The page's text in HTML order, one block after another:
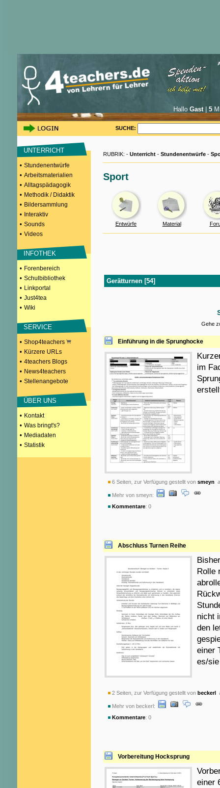
Hallo Gast| 5
SUCHE:
UNTERRICHT
• Stundenentwürfe
• Arbeitsmaterialien
• Alltagspädagogik
• Methodik / Didaktik
• Bildersammlung
• Interaktiv
• Sounds
• Videos
INFOTHEK
• Forenbereich
• Schulbibliothek
• Linkportal
• Just4tea
• Wiki
SERVICE
• Shop4teachers
• Kürzere URLs
• 4teachers Blogs
• News4teachers
• Stellenangebote
ÜBER UNS
• Kontakt
• Was bringt's?
• Mediadaten
• Statistik
RUBRIK: - Unterricht - Stundenentwürfe -
Sport
Entwürfe Material
Gerätturnen [54]
Gehe
Einführung in die Sprunghocke
im
6 Seiten, zur Verfügung gestellt von smeyn
Mehr von smeyn:
Kommentare: 0
Abschluss Turnen Reihe
Rolle
nicht
den
einer
es/
2 Seiten, zur Verfügung gestellt von beckerl
Mehr von beckerl:
Kommentare: 0
Vorbereitung Hocksprung
einer